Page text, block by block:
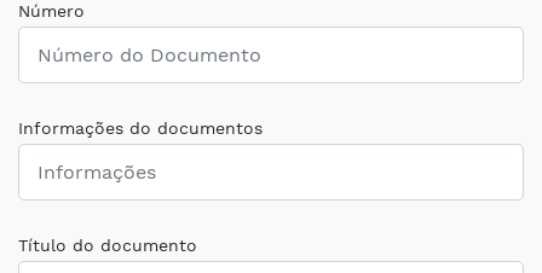
Número
Informações do documentos
Título do documento